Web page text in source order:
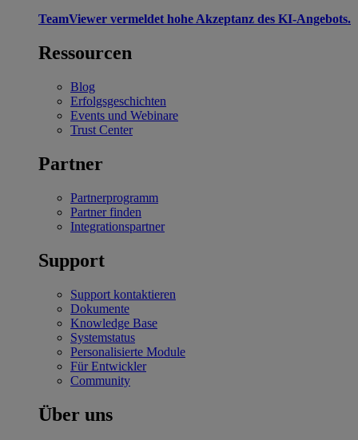
TeamViewer vermeldet hohe Akzeptanz des KI-Angebots.
Ressourcen
Blog
Erfolgsgeschichten
Events und Webinare
Trust Center
Partner
Partnerprogramm
Partner finden
Integrationspartner
Support
Support kontaktieren
Dokumente
Knowledge Base
Systemstatus
Personalisierte Module
Für Entwickler
Community
Über uns